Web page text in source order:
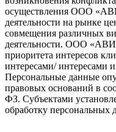
осуществления ООО
деятельности на рынке
совмещения различных
деятельности. ООО
приоритета интересов
интересами/ интересами
Персональные данные
правовых оснований в
ФЗ. Субъектами
обработку